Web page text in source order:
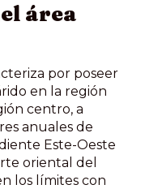
área
por poseer
en la región
centro, a
anuales de
Este-Oeste
oriental del
los límites con